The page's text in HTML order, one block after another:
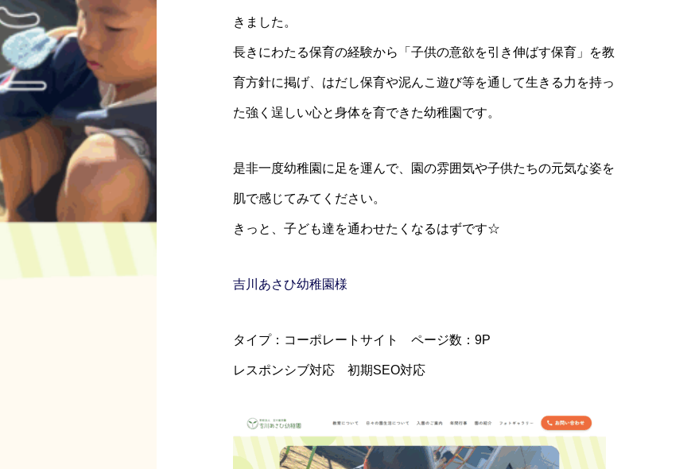
きました。
長きにわたる保育の経験から 「子供の意欲を引き伸ばす保育」を教
育方針に掲げ、はだし保育や泥んこ遊び等を通して生きる力を持っ
た強く逞しい心と身体を育できた幼稚園です。
是非一度幼稚園に足を運んで、園の雰囲気や子供たちの元気な姿を
肌で感じてみてください。
きっと、子ども達を通わせたくなるはずです☆
吉川あさひ幼稚園様
タイプ：コーポレートサイト ページ数：9P
レスポンシブ対応 初期SEO対応